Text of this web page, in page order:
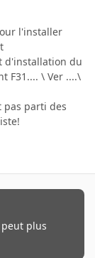
l'installer
d'installation du
F31.... \ Ver ....\
pas parti des
plus